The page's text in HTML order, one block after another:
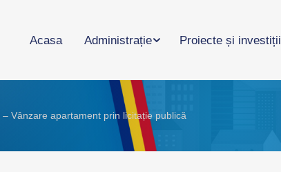
Acasa Administrație Proiecte și investiții
Vânzare apartament prin licitație publică